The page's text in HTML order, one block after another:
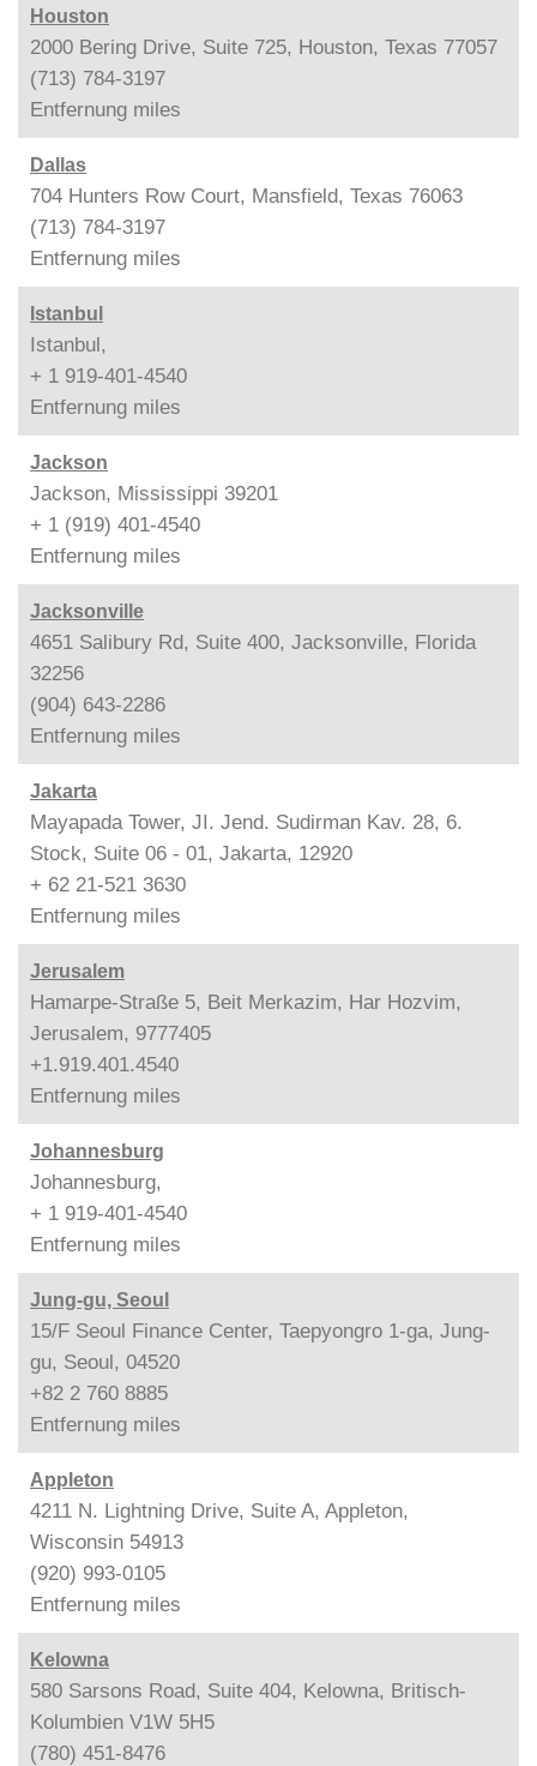
Houston
2000 Bering Drive, Suite 725, Houston, Texas 77057
(713) 784-3197
Entfernung miles
Dallas
704 Hunters Row Court, Mansfield, Texas 76063
(713) 784-3197
Entfernung miles
Istanbul
Istanbul,
+ 1 919-401-4540
Entfernung miles
Jackson
Jackson, Mississippi 39201
+ 1 (919) 401-4540
Entfernung miles
Jacksonville
4651 Salibury Rd, Suite 400, Jacksonville, Florida
32256
(904) 643-2286
Entfernung miles
Jakarta
Mayapada Tower, JI. Jend. Sudirman Kav. 28, 6.
Stock, Suite 06 - 01, Jakarta, 12920
+ 62 21-521 3630
Entfernung miles
Jerusalem
Hamarpe-Straße 5, Beit Merkazim, Har Hozvim,
Jerusalem, 9777405
+1.919.401.4540
Entfernung miles
Johannesburg
Johannesburg,
+ 1 919-401-4540
Entfernung miles
Jung-gu, Seoul
15/F Seoul Finance Center, Taepyongro 1-ga, Jung-
gu, Seoul, 04520
+82 2 760 8885
Entfernung miles
Appleton
4211 N. Lightning Drive, Suite A, Appleton,
Wisconsin 54913
(920) 993-0105
Entfernung miles
Kelowna
580 Sarsons Road, Suite 404, Kelowna, Britisch-
Kolumbien V1W 5H5
(780) 451-8476